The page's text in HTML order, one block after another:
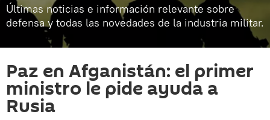
Últimas noticias e información relevante sobre
defensa y todas las novedades de la industria militar.
Paz en Afganistán: el primer
ministro le pide ayuda a
Rusia